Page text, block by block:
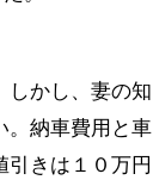
しかし、妻の知
。納車費用と車
きは１０万円